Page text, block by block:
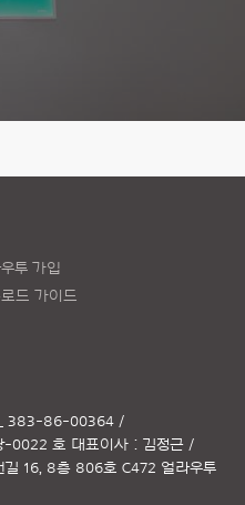
투 가입
드 가이드
383-86-00364 /
-0022 호 대표이사 : 김정근 /
길 16, 8층 806호 C472 얼라우투